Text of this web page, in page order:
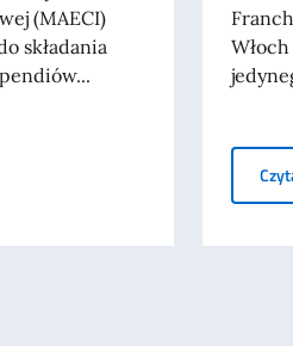
(MAECI)
składania
dla studentów zagranicznych i